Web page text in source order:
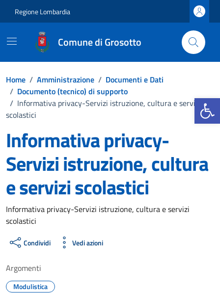
Apri la
Regione Lombardia
Comune di Grosotto
Home / Amministrazione / Documenti e Dati
/ Documento (tecnico) di supporto
/ Informativa privacy-Servizi istruzione, cultura e servizi
scolastici
Informativa privacy-
Servizi istruzione, cultura
e servizi scolastici
Dettagli del documento
Informativa privacy-Servizi istruzione, cultura e servizi
scolastici
Condividi Vedi azioni
Argomenti
Modulistica